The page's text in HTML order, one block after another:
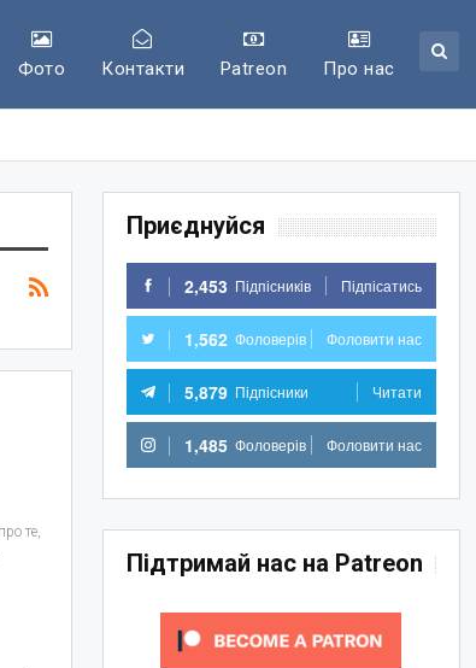
Фото Контакти Patreon Про нас
те,
Приєднуйся
2,453 Підпісників Підпісатись
1,562 Фоловерів Фоловити нас
5,879 Підпісники Читати
1,485 Фоловерів Фоловити нас
Підтримай нас на Patreon